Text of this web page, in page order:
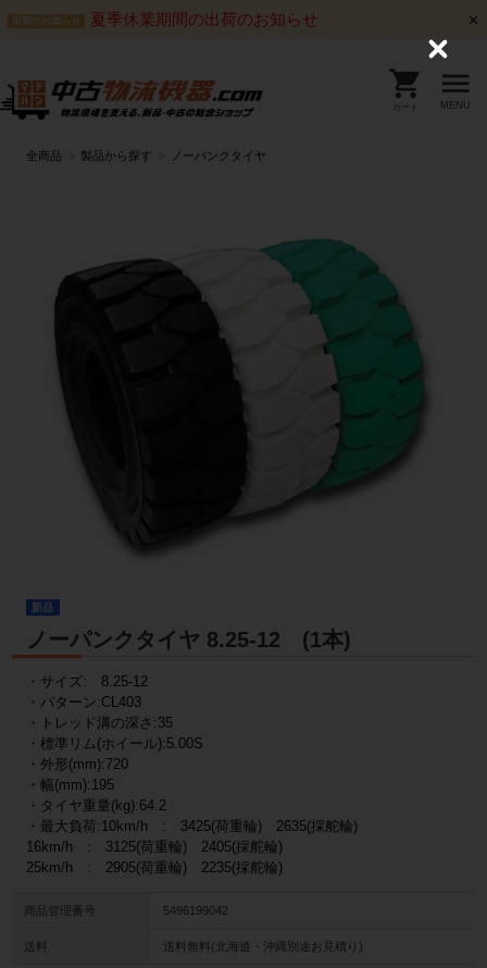
出荷のお知らせ 夏季休業期間の出荷のお知らせ
カート MENU
全商品 製品から探す ノーパンクタイヤ
新品
ノーパンクタイヤ 8.25-12 (1本)
・サイズ: 8.25-12
・パターン:CL403
・トレッド溝の深さ:35
・標準リム(ホイール):5.00S
・外形(mm):720
・幅(mm):195
・タイヤ重量(kg):64.2
・最大負荷:10km/h : 3425(荷重輪) 2635(採舵輪)
16km/h : 3125(荷重輪) 2405(採舵輪)
25km/h : 2905(荷重輪) 2235(採舵輪)
商品管理番号 5496199042
送料 送料無料(北海道・沖縄別途お見積り)
C
o
s